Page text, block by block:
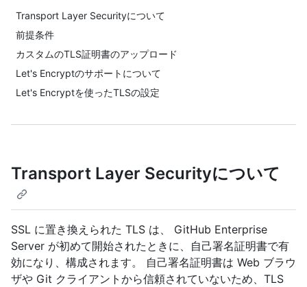
Transport Layer Securityについて
前提条件
カスタムのTLS証明書のアップロード
Let's Encryptのサポートについて
Let's Encryptを使ったTLSの設定
Transport Layer Securityについて
SSL に置き換えられた TLS は、 GitHub Enterprise
Server が初めて開始されたときに、自己署名証明書で有
効になり、構成されます。 自己署名証明書は Web ブラウ
ザや Git クライアントから信頼されていないため、TLS